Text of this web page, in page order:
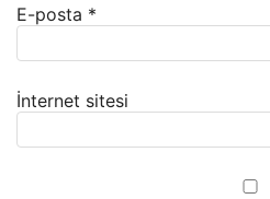
E-posta *
İnternet sitesi